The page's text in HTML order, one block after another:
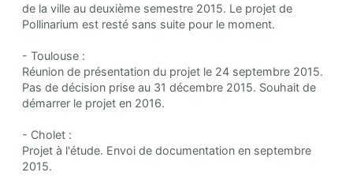
de la ville au deuxième semestre 2015. Le projet de
Pollinarium est resté sans suite pour le moment.
- Toulouse :
Réunion de présentation du projet le 24 septembre 2015.
Pas de décision prise au 31 décembre 2015. Souhait de
démarrer le projet en 2016.
- Cholet :
Projet à l'étude. Envoi de documentation en septembre
2015.